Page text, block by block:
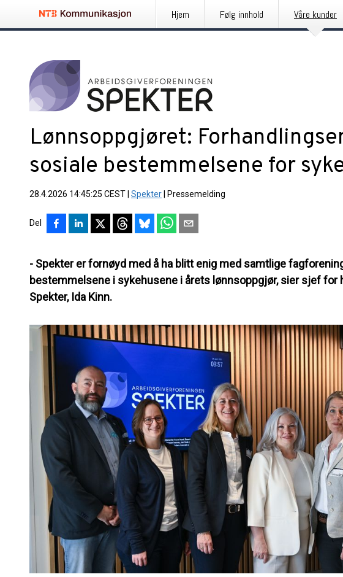
Hjem Følg innhold Våre kunder
Lønnsoppgjøret:
sosiale bestemmelsene for
28.4.2026 14:45:25 CEST Spekter Pressemelding
Del
- Spekter er fornøyd med å ha blitt enig med samtlige
bestemmelsene i sykehusene i årets lønnsoppgjør, sier sjef for
Spekter, Ida Kinn.